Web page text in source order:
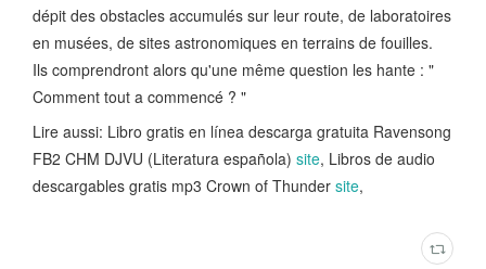
dépit des obstacles accumulés sur leur route, de laboratoires
en musées, de sites astronomiques en terrains de fouilles.
Ils comprendront alors qu'une même question les hante : "
Comment tout a commencé ? "
Lire aussi: Libro gratis en línea descarga gratuita Ravensong
FB2 CHM DJVU (Literatura española) site, Libros de audio
descargables gratis mp3 Crown of Thunder site,